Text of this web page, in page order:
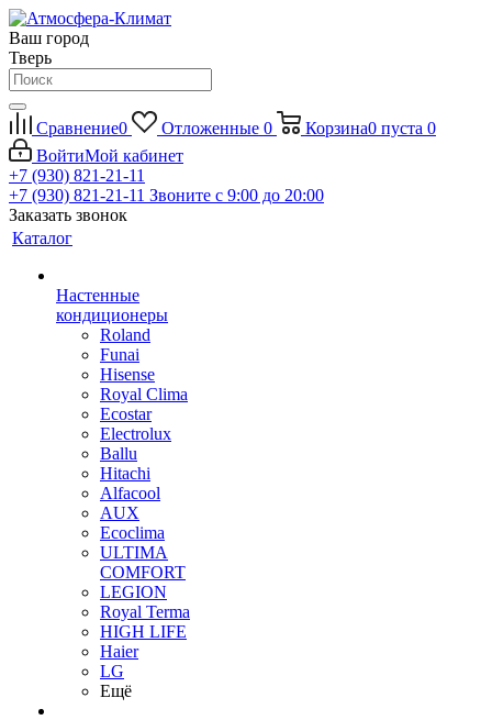
Ваш город
Тверь
Сравнение0 Отложенные 0 Корзина0 пуста 0
ВойтиМой кабинет
+7 (930) 821-21-11
+7 (930) 821-21-11 Звоните с 9:00 до 20:00
Заказать звонок
Каталог
Настенные
кондиционеры
Roland
Funai
Hisense
Royal Clima
Ecostar
Electrolux
Ballu
Hitachi
Alfacool
AUX
Ecoclima
ULTIMA
COMFORT
LEGION
Royal Terma
HIGH LIFE
Haier
LG
Ещё